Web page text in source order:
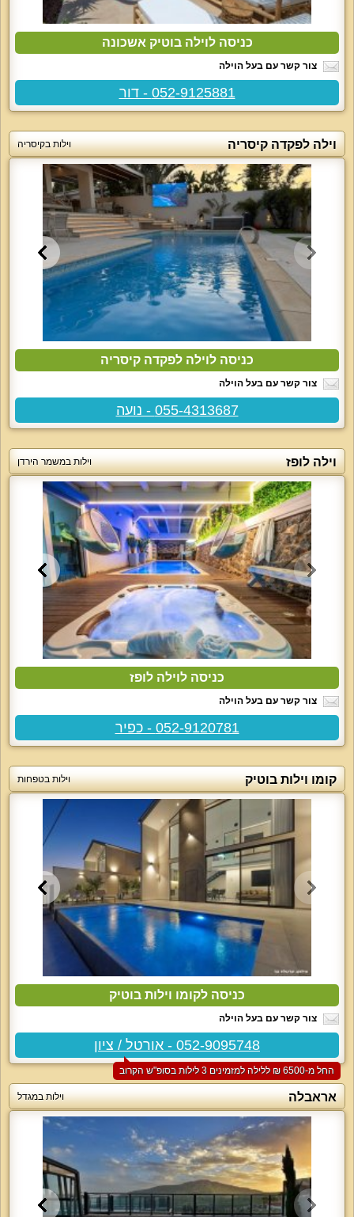
כניסה לוילה בוטיק אשכונה
צור קשר עם בעל הוילה
052-9125881 - דור
וילה לפקדה קיסריה וילות בקיסריה
כניסה לוילה לפקדה קיסריה
צור קשר עם בעל הוילה
055-4313687 - נועה
וילה לופז וילות במשמר הירדן
כניסה לוילה לופז
צור קשר עם בעל הוילה
052-9120781 - כפיר
קומו וילות בוטיק וילות בטפחות
כניסה לקומו וילות בוטיק
צור קשר עם בעל הוילה
052-9095748 - אורטל / ציון
החל מ-‏6500 ₪ ללילה למזמינים 3 לילות בסופ"ש הקרוב
אראבלה וילות במגדל